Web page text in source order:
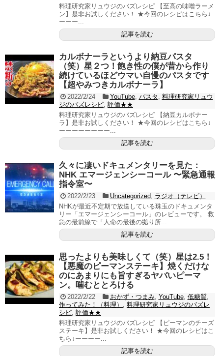
料理研究家リュウジのバズレシピ 【至高の味噌ラーメ
ン】是非お試しください！ ★今回のレシピはこちら↓
ーーー...
記事を読む
カルボナーラというより納豆パスタ
（笑）星２つ！飽き性の僕が昔から作り
続けているほどウマい自慢のパスタです
【超やみつきカルボナーラ】
2022/2/24 YouTube, パスタ
料理研究家リュウ
ジのバズレシピ 評価★★
料理研究家リュウジのバズレシピ 【納豆カルボナー
ラ】是非お試しください！ ★今回のレシピはこちら↓
ーーーーーーーー...
記事を読む
久々に凄いドキュメンタリーを見た：
NHK エマージェンシーコール 〜緊急通報
指令室〜
2022/2/23 Uncategorized
ラジオ（テレビ）
NHKが最近不定期で放送している珠玉のドキュメンタ
リー「エマージェンシーコール」のレビューです。 救
急の最前線で「人命の最後の拠り所...
記事を読む
思ったよりも美味しくて（笑）星は2.5！
【悪魔のピーマンステーキ】焼くだけな
のにあまりにも旨すぎるヤバいピーマ
ン。噛むととろける
2022/2/22 おかず・つまみ, YouTube, 低糖質,
作ってみた！（料理）
料理研究家リュウジのバズレ
シピ 評価★★
料理研究家リュウジのバズレシピ 【ピーマンのチーズ
ステーキ】是非お試しください！ ★今回のレシピはこ
ちら↓ーーーー...
記事を読む